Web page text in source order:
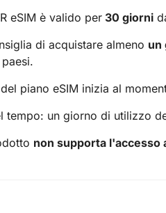
eSIM è valido per 30 giorni
di acquistare almeno un
piano eSIM inizia al
tempo: un giorno di utilizzo
non supporta l'accesso